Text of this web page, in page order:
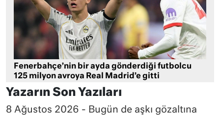
Fenerbahçe’nin bir ayda gönderdiği futbolcu
125 milyon avroya Real Madrid’e gitti
Yazarın Son Yazıları
8 Ağustos 2026 - Bugün de aşkı gözaltına